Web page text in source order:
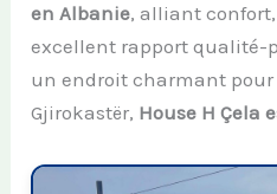
en Albanie, alliant
excellent rapport qualité-
un endroit charmant pour
Gjirokastër, House H Çela